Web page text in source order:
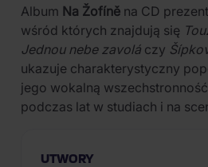
Album Na Žofíně na CD
wśród których znajdują się
Jednou nebe zavolá czy
ukazuje charakterystyczny
jego wokalną
podczas lat w studiach i na
UTWORY